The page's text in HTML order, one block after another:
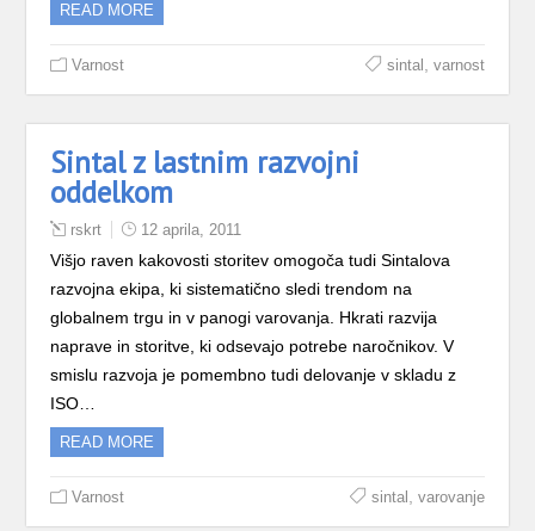
READ MORE
Varnost sintal varnost
Sintal z lastnim razvojni
oddelkom
rskrt 12 aprila, 2011
Višjo raven kakovosti storitev omogoča tudi Sintalova
razvojna ekipa, ki sistematično sledi trendom na
globalnem trgu in v panogi varovanja. Hkrati razvija
naprave in storitve, ki odsevajo potrebe naročnikov. V
smislu razvoja je pomembno tudi delovanje v skladu z
ISO…
READ MORE
Varnost sintal varovanje